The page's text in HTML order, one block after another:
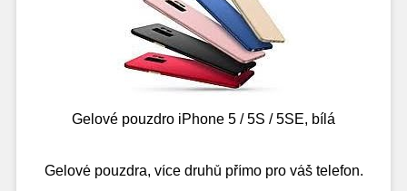
Gelové pouzdro iPhone 5 / 5S / 5SE, bílá
Gelové pouzdra, více druhů přímo pro váš telefon.